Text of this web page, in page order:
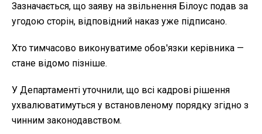
Зазначається, що заяву на звільнення Білоус подав за
угодою сторін, відповідний наказ уже підписано.
Хто тимчасово виконуватиме обов'язки керівника —
стане відомо пізніше.
У Департаменті уточнили, що всі кадрові рішення
ухвалюватимуться у встановленому порядку згідно з
чинним законодавством.